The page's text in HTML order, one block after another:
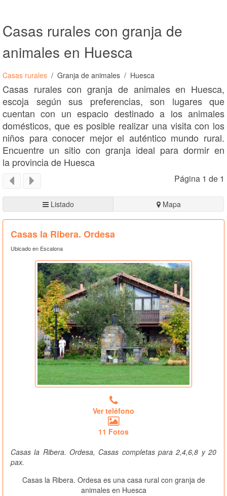
Casas rurales con granja de
animales en Huesca
Casas rurales Granja de animales Huesca
Casas rurales con granja de animales en Huesca,
escoja según sus preferencias, son lugares que
cuentan con un espacio destinado a los animales
domésticos, que es posible realizar una visita con los
niños para conocer mejor el auténtico mundo rural.
Encuentre un sitio con granja ideal para dormir en
la provincia de Huesca
Página 1 de 1
Listado Mapa
Casas la Ribera. Ordesa
Ubicado en Escalona
Ver teléfono
11 Fotos
Casas la Ribera. Ordesa, Casas completas para 2,4,6,8 y 20
pax.
Casas la Ribera. Ordesa es una casa rural con granja de
animales en Huesca